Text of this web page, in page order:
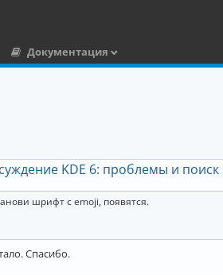
Документация
KDE 6: проблемы и
шрифт с emoji, появятся.
Спасибо.